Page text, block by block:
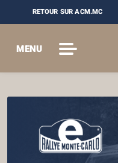
RETOUR SUR ACM.MC
MENU